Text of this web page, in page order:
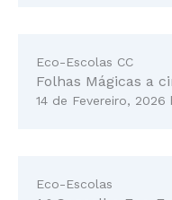
Eco-Escolas CC
Folhas Mágicas a
14 de Fevereiro, 2026
Eco-Escolas